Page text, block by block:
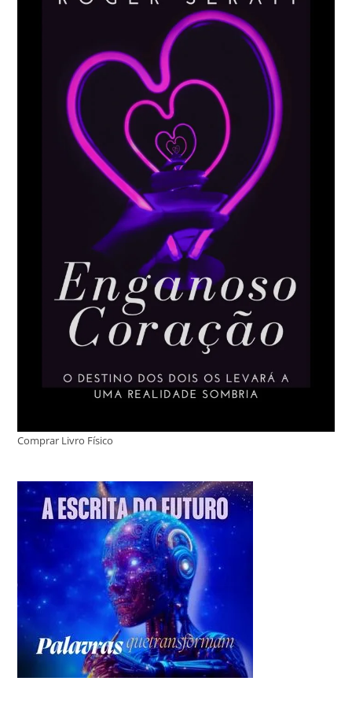
Comprar Livro Físico